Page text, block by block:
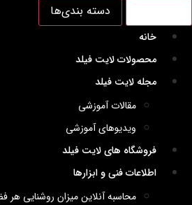
دسته بندی‌ها
خانه
محصولات لایت فیلد
مجله لایت فیلد
مقالات آموزشی
ویدیوهای آموزشی
فروشگاه های لایت فیلد
اطلاعات فنی و ابزارها
محاسبه آنلاین میزان روشنایی هر فضا